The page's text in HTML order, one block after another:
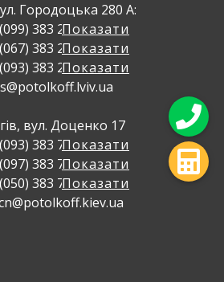
Городоцька 280 А:
(099) 383 22 77Показати
(067) 383 22 77Показати
(093) 383 22 77Показати
вул. Доценко 17
(093) 383 71 73Показати
(097) 383 71 73Показати
(050) 383 71 73Показати